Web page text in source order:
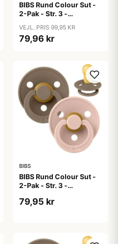
BIBS Rund Colour Sut -
2-Pak - Str. 3 -
Bumblebee Studio -
Mushroom Mix
VEJL. PRIS 99,95 KR
79,96 kr
BIBS
BIBS Rund Colour Sut -
2-Pak - Str. 3 -
Oak/Blush
79,95 kr